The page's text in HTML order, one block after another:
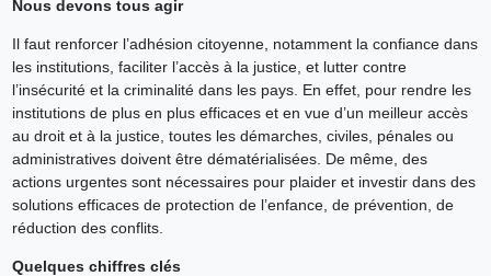
Nous devons tous agir
Il faut renforcer l’adhésion citoyenne, notamment la confiance dans
les institutions, faciliter l’accès à la justice, et lutter contre
l’insécurité et la criminalité dans les pays. En effet, pour rendre les
institutions de plus en plus efficaces et en vue d’un meilleur accès
au droit et à la justice, toutes les démarches, civiles, pénales ou
administratives doivent être dématérialisées. De même, des
actions urgentes sont nécessaires pour plaider et investir dans des
solutions efficaces de protection de l’enfance, de prévention, de
réduction des conflits.
Quelques chiffres clés